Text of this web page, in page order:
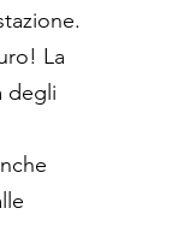
La
degli